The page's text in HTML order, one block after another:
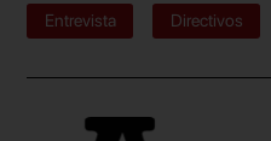
Entrevista Directivos